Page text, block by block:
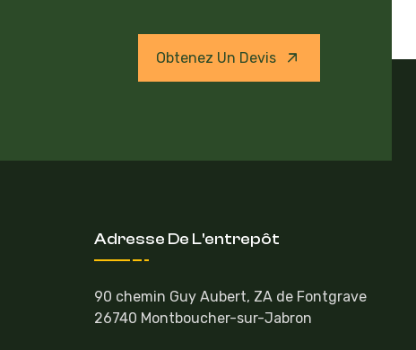
Obtenez Un Devis
Adresse De L'entrepôt
90 chemin Guy Aubert, ZA de Fontgrave
26740 Montboucher-sur-Jabron